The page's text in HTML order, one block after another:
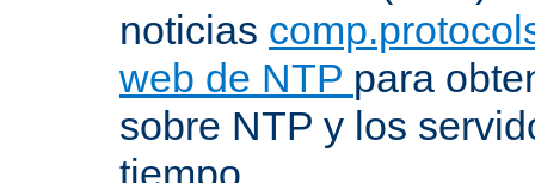
noticias
web de NTP para
sobre NTP y los
tiempo.